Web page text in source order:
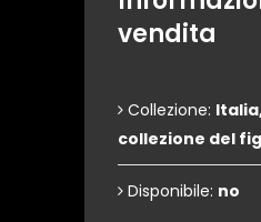
vendita
Collezione:
collezione del
Disponibile: no